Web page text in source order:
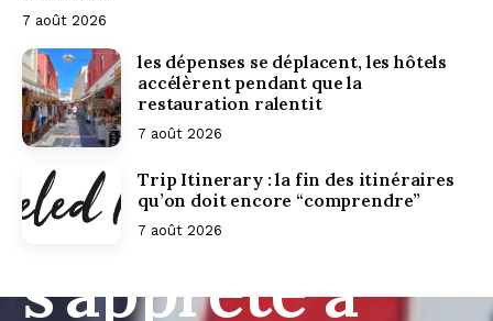
7 août 2026
les dépenses se déplacent, les hôtels
accélèrent pendant que la
restauration ralentit
7 août 2026
Trip Itinerary : la fin des itinéraires
qu’on doit encore “comprendre”
7 août 2026
Londres
s’apprête à